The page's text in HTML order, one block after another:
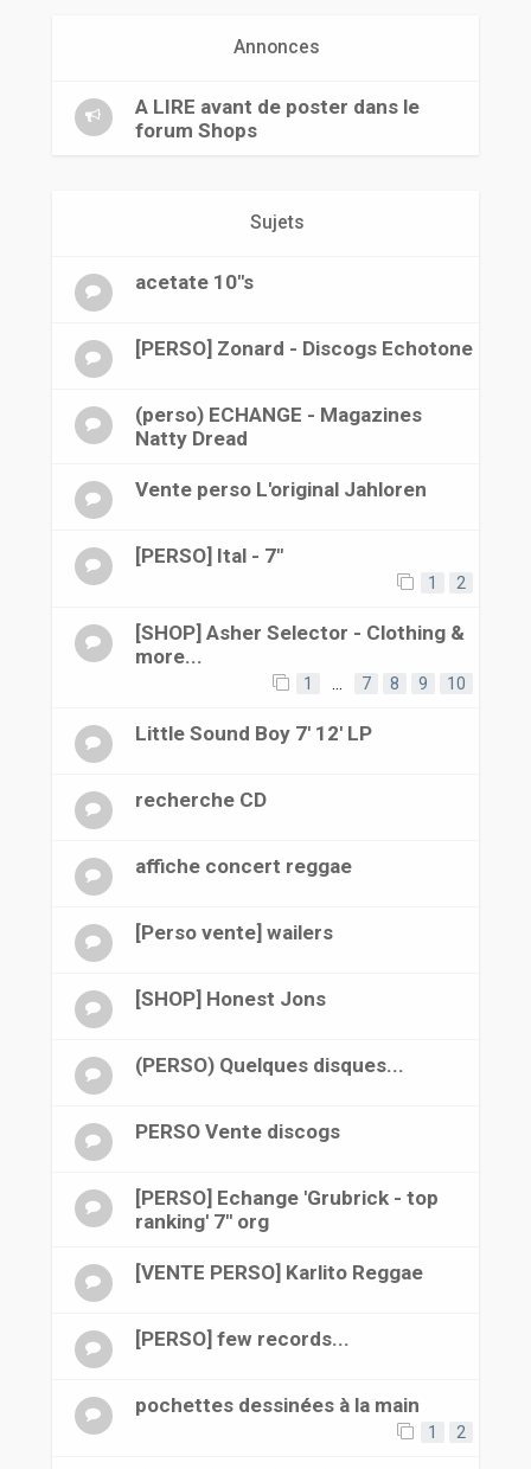
Annonces
A LIRE avant de poster dans le
forum Shops
Sujets
acetate 10"s
[PERSO] Zonard - Discogs Echotone
(perso) ECHANGE - Magazines
Natty Dread
Vente perso L'original Jahloren
[PERSO] Ital - 7"
1 2
[SHOP] Asher Selector - Clothing &
more...
1 7 8 9 10
Little Sound Boy 7' 12' LP
recherche CD
affiche concert reggae
[Perso vente] wailers
[SHOP] Honest Jons
(PERSO) Quelques disques...
PERSO Vente discogs
[PERSO] Echange 'Grubrick - top
ranking' 7" org
[VENTE PERSO] Karlito Reggae
[PERSO] few records...
pochettes dessinées à la main
1 2